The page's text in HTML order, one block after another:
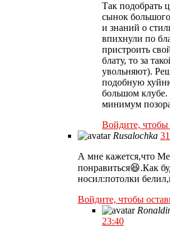
Так подобрать
сынок
и знаний о
впихнули по
пристроить
блату, то за
увольняют).
подобную
большом клубе.
минимум
Войдите, чтобы
Rusalochka
А мне кажется,что
понравиться😆.Как
носил:потолки
Войдите, чтобы
23:40